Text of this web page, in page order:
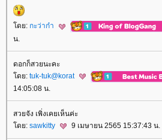
ดย: กะว่าก๋า
น.
ดอกก็สวยนะคะ
ดย: tuk-tuk@korat
14:05:08 น.
สวยจัง เพิ่งเคยเห็นค่ะ
ดย: sawkitty 9 เมษายน 2565 15:37:43 น.